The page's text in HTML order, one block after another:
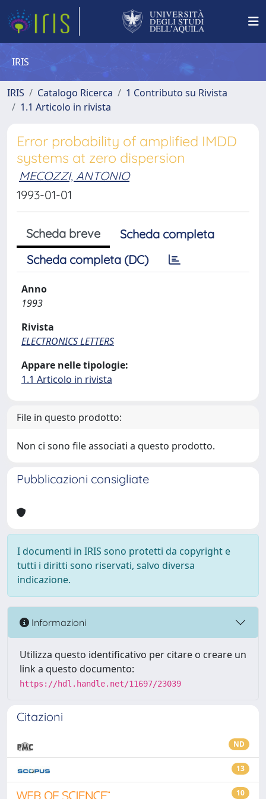
IRIS
IRIS Catalogo Ricerca
1 Contributo su Rivista
1.1 Articolo in rivista
Error probability of amplified IMDD
systems at zero dispersion
MECOZZI, ANTONIO
1993-01-01
Scheda breve
Scheda completa
Scheda completa (DC)
Anno
1993
Rivista
ELECTRONICS LETTERS
Appare nelle tipologie:
1.1 Articolo in rivista
File in questo prodotto:
Non ci sono file associati a questo prodotto.
Pubblicazioni consigliate
I documenti in IRIS sono protetti da copyright e
tutti i diritti sono riservati, salvo diversa
indicazione.
Informazioni
Utilizza questo identificativo per citare o creare un
link a questo documento:
https://hdl.handle.net/11697/23039
Citazioni
ND
13
10